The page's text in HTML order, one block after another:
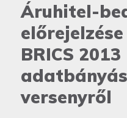
Áruhitel-
BRICS 2013
versenyről